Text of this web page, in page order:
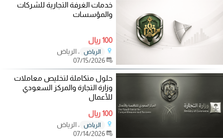
خدمات الغرفة التجارية للشركات
والمؤسسات
100 ريال
الرياض
، الرياض
07/15/2026
حلول متكاملة لتخليص معاملات
وزارة التجارة والمركز السعودي
للأعمال
100 ريال
الرياض
، الرياض
07/14/2026